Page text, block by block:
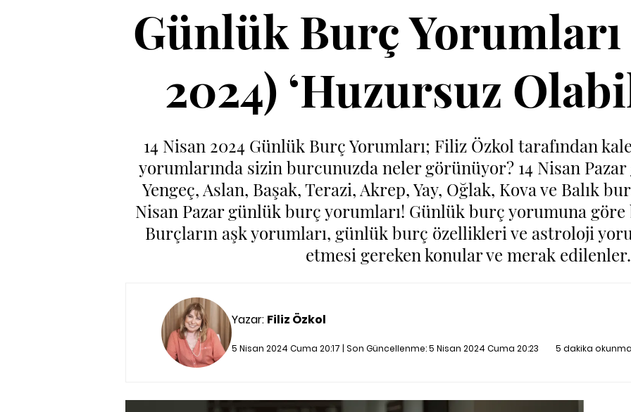
Günlük Burç Yorumları
2024) ‘Huzursuz
14 Nisan 2024 Günlük Burç Yorumları; Filiz Özkol tarafından
yorumlarında sizin burcunuzda neler görünüyor? 14 Nisan
Yengeç, Aslan, Başak, Terazi, Akrep, Yay, Oğlak, Kova ve Balık
Nisan Pazar günlük burç yorumları! Günlük burç yorumuna
Burçların aşk yorumları, günlük burç özellikleri ve astroloji
etmesi gereken konular ve merak
Yazar: Filiz Özkol
5 Nisan 2024 Cuma 20:17 | Son Güncellenme:5 Nisan 2024 Cuma 20:23 5 dakika